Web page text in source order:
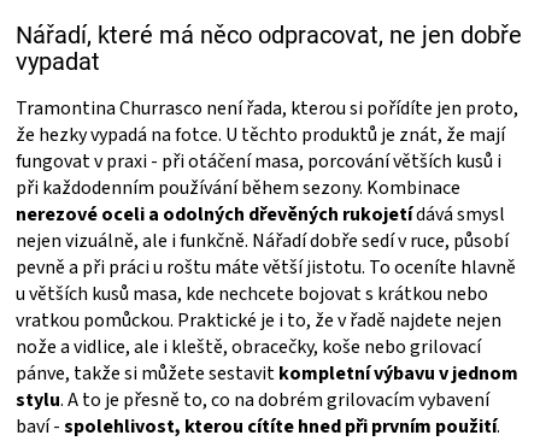
Nářadí, které má něco odpracovat, ne jen dobře
vypadat
Tramontina Churrasco není řada, kterou si pořídíte jen proto,
že hezky vypadá na fotce. U těchto produktů je znát, že mají
fungovat v praxi - při otáčení masa, porcování větších kusů i
při každodenním používání během sezony. Kombinace
nerezové oceli a odolných dřevěných rukojetídává smysl
nejen vizuálně, ale i funkčně. Nářadí dobře sedí v ruce, působí
pevně a při práci u roštu máte větší jistotu. To oceníte hlavně
u větších kusů masa, kde nechcete bojovat s krátkou nebo
vratkou pomůckou. Praktické je i to, že v řadě najdete nejen
nože a vidlice, ale i kleště, obracečky, koše nebo grilovací
pánve, takže si můžete sestavitkompletní výbavu v jednom
stylu. A to je přesně to, co na dobrém grilovacím vybavení
baví -spolehlivost, kterou cítíte hned při prvním použití.